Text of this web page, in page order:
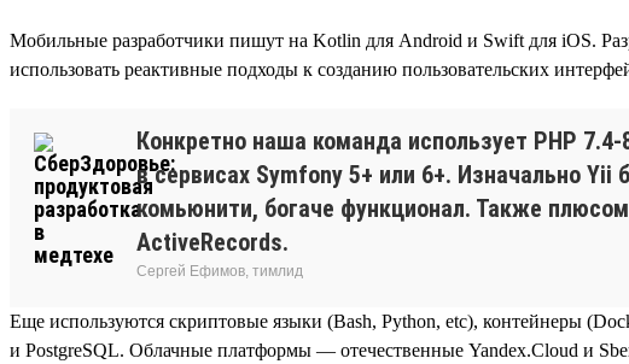
Мобильные разработчики пишут на Kotlin для Android и Swift для iOS.
использовать реактивные подходы к созданию пользовательских
Конкретно наша команда использует PHP
в сервисах Symfony 5+ или 6+. Изначально
комьюнити, богаче функционал. Также
ActiveRecords.
Сергей Ефимов, тимлид
Еще используются скриптовые языки (Bash, Python, etc), контейнеры
и PostgreSQL. Облачные платформы — отечественные Yandex.Cloud и